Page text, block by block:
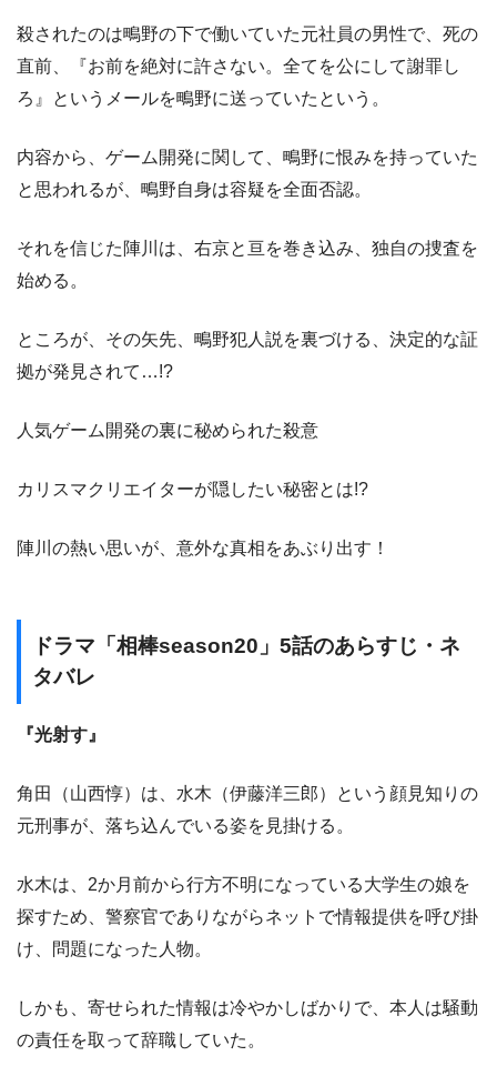
殺されたのは鴫野の下で働いていた元社員の男性で、死の
直前、『お前を絶対に許さない。全てを公にして謝罪し
ろ』というメールを鴫野に送っていたという。
内容から、ゲーム開発に関して、鴫野に恨みを持っていた
と思われるが、鴫野自身は容疑を全面否認。
それを信じた陣川は、右京と亘を巻き込み、独自の捜査を
始める。
ところが、その矢先、鴫野犯人説を裏づける、決定的な証
拠が発見されて…!?
人気ゲーム開発の裏に秘められた殺意
カリスマクリエイターが隠したい秘密とは!?
陣川の熱い思いが、意外な真相をあぶり出す！
ドラマ「相棒season20」5話のあらすじ・ネ
タバレ
『光射す』
角田（山西惇）は、水木（伊藤洋三郎）という顔見知りの
元刑事が、落ち込んでいる姿を見掛ける。
水木は、2か月前から行方不明になっている大学生の娘を
探すため、警察官でありながらネットで情報提供を呼び掛
け、問題になった人物。
しかも、寄せられた情報は冷やかしばかりで、本人は騒動
の責任を取って辞職していた。